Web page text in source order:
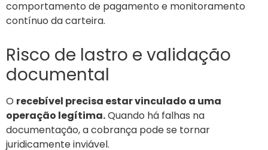
comportamento de pagamento e monitoramento
contínuo da carteira.
Risco de lastro e validação
documental
O recebível precisa estar vinculado a uma
operação legítima.Quando há falhas na
documentação, a cobrança pode se tornar
juridicamente inviável.